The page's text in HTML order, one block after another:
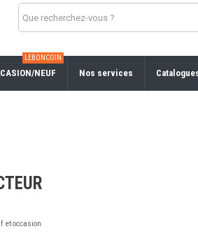
NEUF
LEBONCOIN
Nos services
et occasion